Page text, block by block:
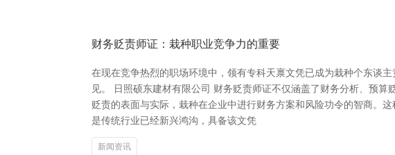
财务贬责师证：栽种职业竞争力的重要
在现在竞争热烈的职场环境中，领有专科天禀文凭已成为栽种个东谈
见。 日照硕东建材有限公司 财务贬责师证不仅涵盖了财务分析、预
贬责的表面与实际，栽种在企业中进行财务方案和风险功令的智商。
是传统行业已经新兴鸿沟，具备该文凭
新闻资讯